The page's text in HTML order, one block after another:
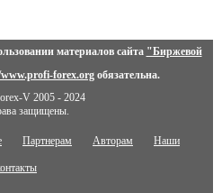
материалов сайта "Биржевой
forex.orgобязательна.
V 2005 - 2024
защищены.
Партнерам Авторам Наши